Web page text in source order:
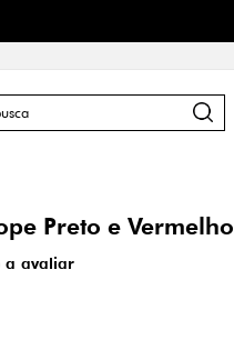
Preto e Vermelho
a avaliar